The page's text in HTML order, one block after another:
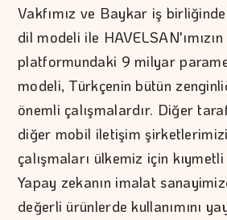
Vakfımız ve Baykar iş
dil modeli ile
platformundaki 9 milyar
modeli, Türkçenin bütün
önemli çalışmalardır. Diğer
diğer mobil iletişim
çalışmaları ülkemiz için kıymetli
Yapay zekanın imalat
değerli ürünlerde kullanımını